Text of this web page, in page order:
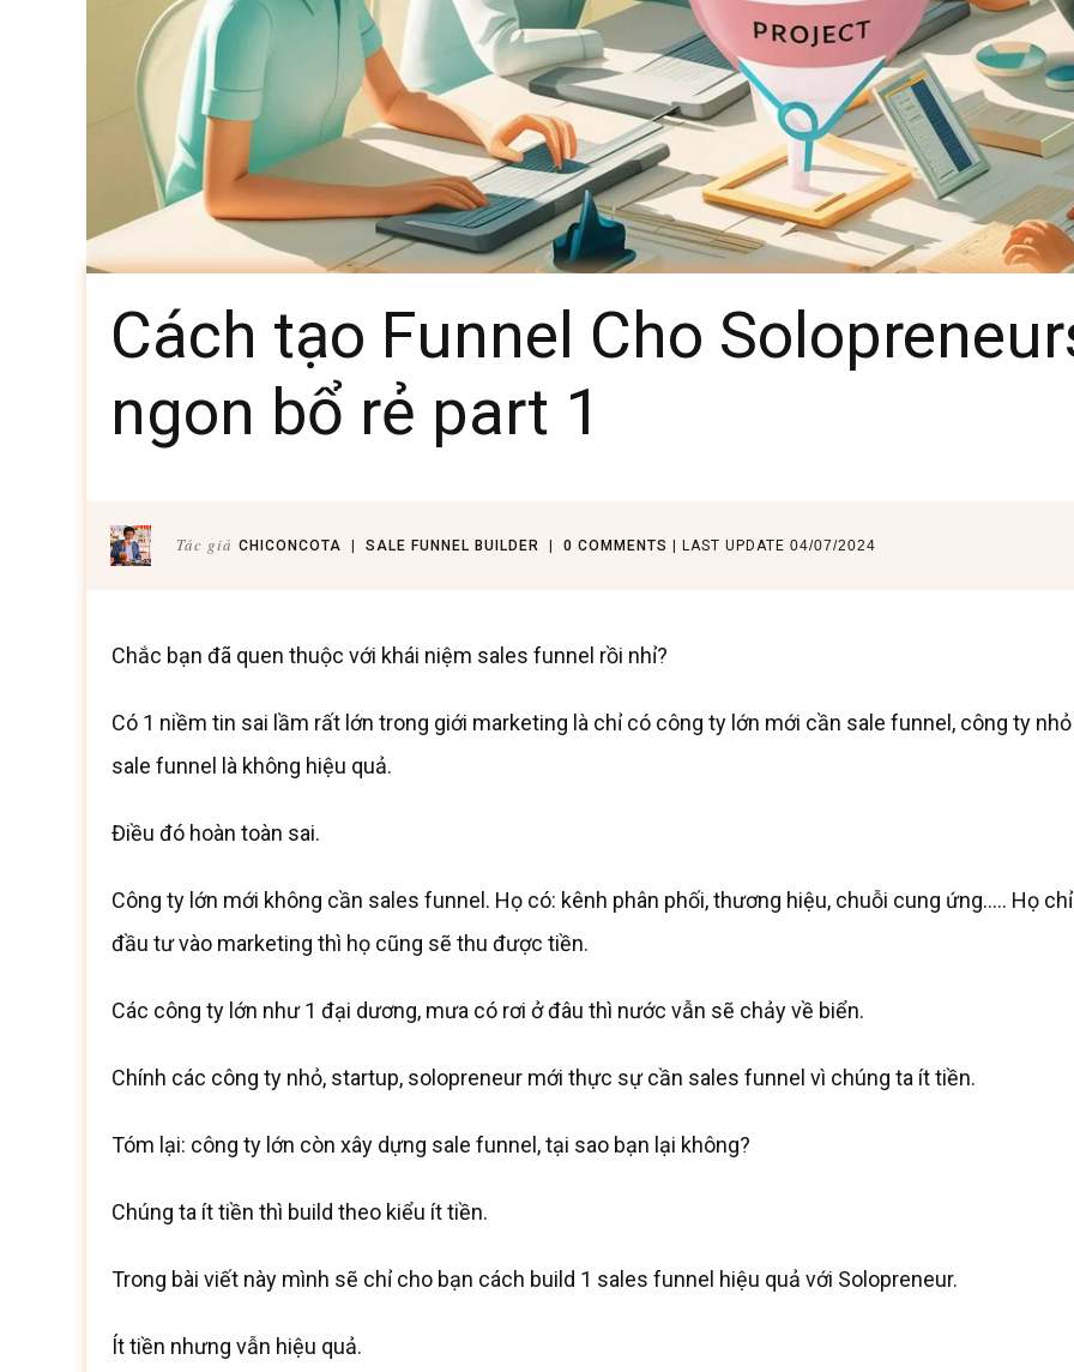
Cách tạo Funnel Cho
ngon bổ rẻ part 1
Tác giả CHICONCOTA SALE FUNNEL BUILDER 0 COMMENTS | LAST UPDATE 04/07/2024
Chắc bạn đã quen thuộc với khái niệm sales funnel rồi nhỉ?
Có 1 niềm tin sai lầm rất lớn trong giới marketing là chỉ có công ty lớn mới cần sale funnel, công ty
sale funnel là không hiệu quả.
Điều đó hoàn toàn sai.
Công ty lớn mới không cần sales funnel. Họ có: kênh phân phối, thương hiệu, chuỗi cung ứng….. Họ
đầu tư vào marketing thì họ cũng sẽ thu được tiền.
Các công ty lớn như 1 đại dương, mưa có rơi ở đâu thì nước vẫn sẽ chảy về biển.
Chính các công ty nhỏ, startup, solopreneur mới thực sự cần sales funnel vì chúng ta ít tiền.
Tóm lại: công ty lớn còn xây dựng sale funnel, tại sao bạn lại không?
Chúng ta ít tiền thì build theo kiểu ít tiền.
Trong bài viết này mình sẽ chỉ cho bạn cách build 1 sales funnel hiệu quả với Solopreneur.
Ít tiền nhưng vẫn hiệu quả.